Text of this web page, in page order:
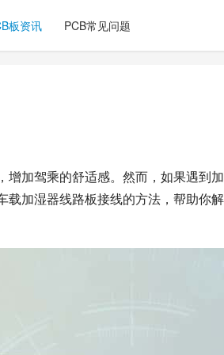
板资讯 PCB常见问题
增加驾乘的舒适感。然而，如果遇到
载加湿器线路板接线的方法，帮助你